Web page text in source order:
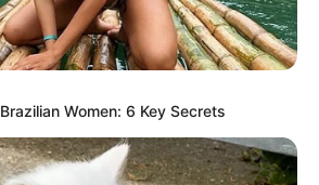
instagram/sofiacarson)
Women: 6 Key Secrets